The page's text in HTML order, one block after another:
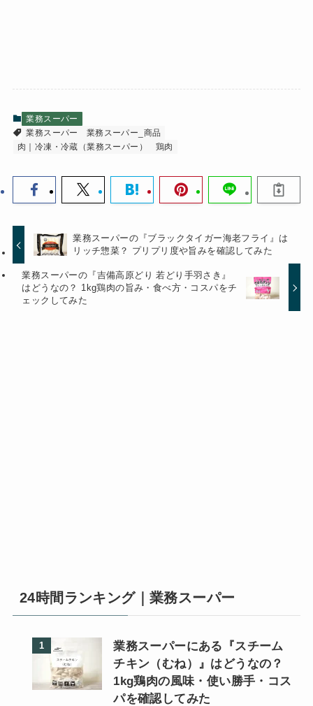
業務スーパー
業務スーパー
業務スーパー_商品
肉｜冷凍・冷蔵（業務スーパー）
鶏肉
業務スーパーの『ブラックタイガー海老フライ』は
リッチ惣菜？ プリプリ度や旨みを確認してみた
業務スーパーの『吉備高原どり 若どり手羽さき』
はどうなの？ 1kg鶏肉の旨み・食べ方・コスパをチ
ェックしてみた
24時間ランキング｜業務スーパー
業務スーパーにある『スチーム
チキン（むね）』はどうなの？
1kg鶏肉の風味・使い勝手・コス
パを確認してみた